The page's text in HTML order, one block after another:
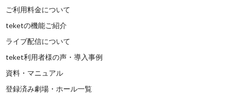
ご利用料金について
teketの機能ご紹介
ライブ配信について
teket利用者様の声・導入事例
資料・マニュアル
登録済み劇場・ホール一覧